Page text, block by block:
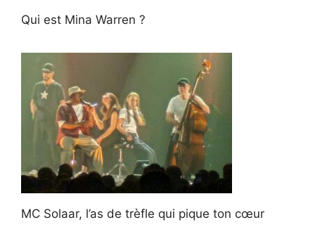
Qui est Mina Warren ?
MC Solaar, l’as de trèfle qui pique ton cœur